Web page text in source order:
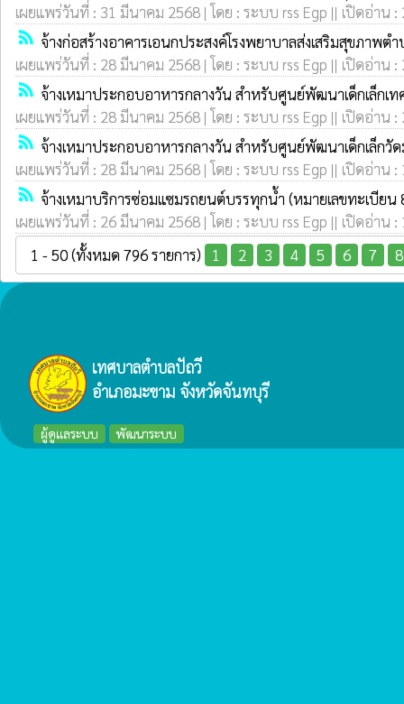
เผยแพร่วันที่ : 31 มีนาคม 2568 | โดย : ระบบ rss Egp || เปิดอ่าน :
rss_feed จ้างก่อสร้างอาคารเอนกประสงค์โรงพยาบาลส่งเสริมสุขภาพ
เผยแพร่วันที่ : 28 มีนาคม 2568 | โดย : ระบบ rss Egp || เปิดอ่าน :
rss_feed จ้างเหมาประกอบอาหารกลางวัน สำหรับศูนย์พัฒนาเด็กเล็กเ
เผยแพร่วันที่ : 28 มีนาคม 2568 | โดย : ระบบ rss Egp || เปิดอ่าน :
rss_feed จ้างเหมาประกอบอาหารกลางวัน สำหรับศูนย์พัฒนาเด็กเล็กวั
เผยแพร่วันที่ : 28 มีนาคม 2568 | โดย : ระบบ rss Egp || เปิดอ่าน :
rss_feed จ้างเหมาบริการซ่อมแซมรถยนต์บรรทุกน้ำ (หมายเลขทะเบียน
เผยแพร่วันที่ : 26 มีนาคม 2568 | โดย : ระบบ rss Egp || เปิดอ่าน :
1 - 50 (ทั้งหมด 796 รายการ)
1 2 3 4 5 6 7 8
เทศบาลตำบลปัถวี
อำเภอมะขาม จังหวัดจันทบุรี
ผู้ดูแลระบบ พัฒนาระบบ